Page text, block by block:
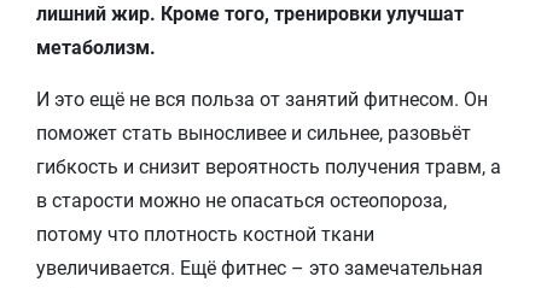
лишний жир. Кроме того, тренировки улучшат
метаболизм.
И это ещё не вся польза от занятий фитнесом. Он
поможет стать выносливее и сильнее, разовьёт
гибкость и снизит вероятность получения травм, а
в старости можно не опасаться остеопороза,
потому что плотность костной ткани
увеличивается. Ещё фитнес – это замечательная